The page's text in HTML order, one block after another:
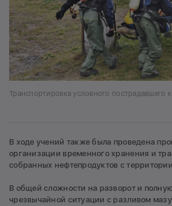
Транспортировка условного пострадавшего
В ходе учений также была проведена
организации временного хранения и
собранных нефтепродуктов с
В общей сложности на разворот и
чрезвычайной ситуации с разливом